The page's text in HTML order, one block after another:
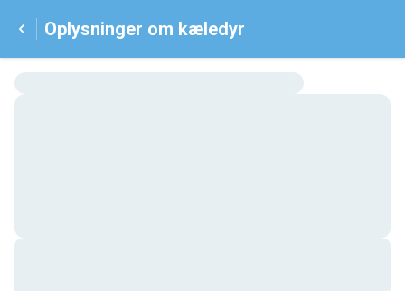
Oplysninger om kæledyr